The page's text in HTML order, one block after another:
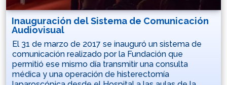
Inauguración del Sistema de Comunicación
Audiovisual
El 31 de marzo de 2017 se inauguró un sistema de
comunicación realizado por la Fundación que
permitió ese mismo día transmitir una consulta
médica y una operación de histerectomía